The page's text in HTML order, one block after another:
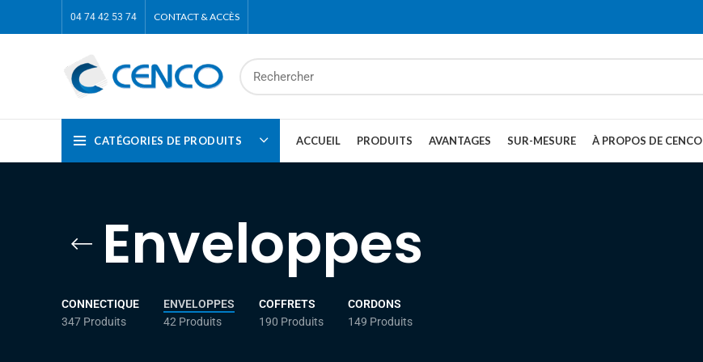
04 74 42 53 74 CONTACT & ACCÈS
CATÉGORIES DE PRODUITS ACCUEIL PRODUITS AVANTAGES SUR-MESURE À PROPOS DE CENCO
Enveloppes
CONNECTIQUE
347 Produits
ENVELOPPES
42 Produits
COFFRETS
190 Produits
CORDONS
149 Produits